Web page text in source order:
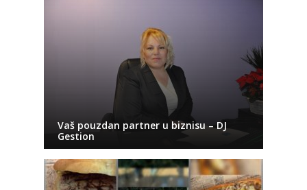
Vaš pouzdan partner u biznisu – DJ
Gestion